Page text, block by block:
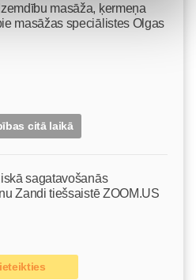
masāža, ķermeņa
masāžas speciālistes Olgas
citā laikā
sagatavošanās
Zandi tiešsaistē ZOOM.US